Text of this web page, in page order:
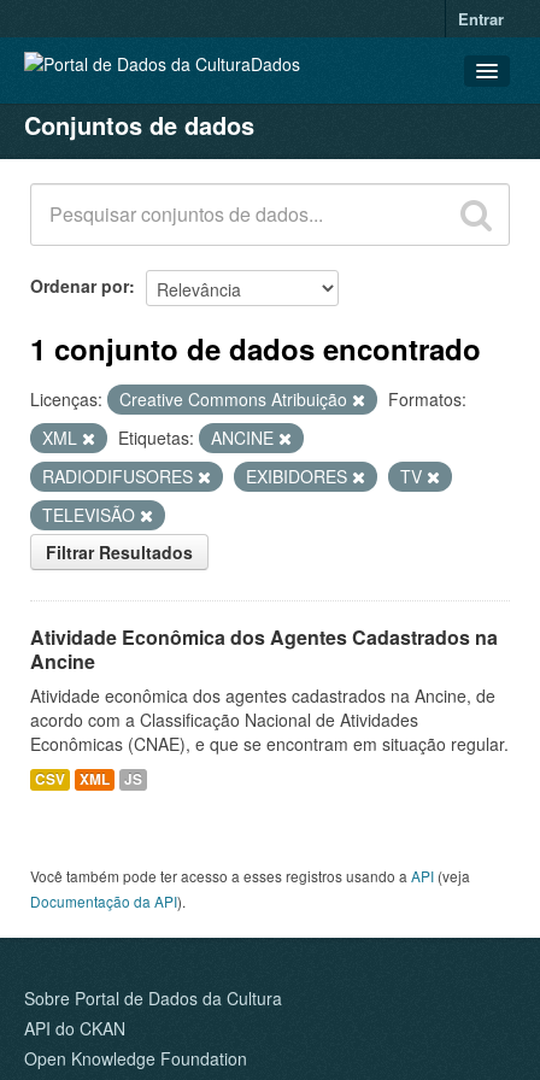
Entrar
CONJUNTOS DE DADOS
ORGANIZAÇÕES
GRUPOS
SOBRE
Conjuntos de dados
Ordenar por
1 conjunto de dados encontrado
Licenças: Creative Commons Atribuição
Formatos:
XML
Etiquetas:
ANCINE
RADIODIFUSORES
EXIBIDORES
TV
TELEVISÃO
Filtrar Resultados
Atividade Econômica dos Agentes Cadastrados na
Ancine
Atividade econômica dos agentes cadastrados na Ancine, de
acordo com a Classificação Nacional de Atividades
Econômicas (CNAE), e que se encontram em situação regular.
CSV XML JS
Você também pode ter acesso a esses registros usando a API (veja
Documentação da API).
Sobre Portal de Dados da Cultura
API do CKAN
Open Knowledge Foundation